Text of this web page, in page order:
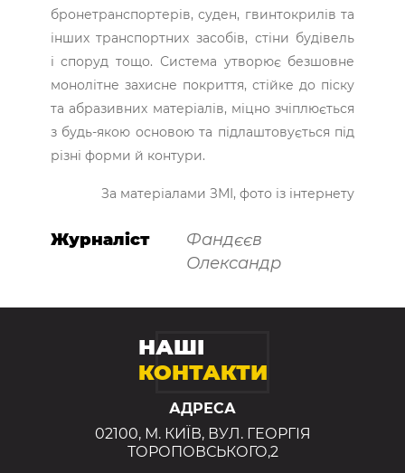
бронетранспортерів, суден, гвинтокрилів та
інших транспортних засобів, стіни будівель
і споруд тощо. Система утворює безшовне
монолітне захисне покриття, стійке до піску
та абразивних матеріалів, міцно зчіплюється
з будь-якою основою та підлаштовується під
різні форми й контури.
За матеріалами ЗМІ, фото із інтернету
Журналіст
Фандєєв
Олександр
НАШІ
КОНТАКТИ
АДРЕСА
02100, М. КИЇВ, ВУЛ. ГЕОРГІЯ
ТОРОПОВСЬКОГО,2